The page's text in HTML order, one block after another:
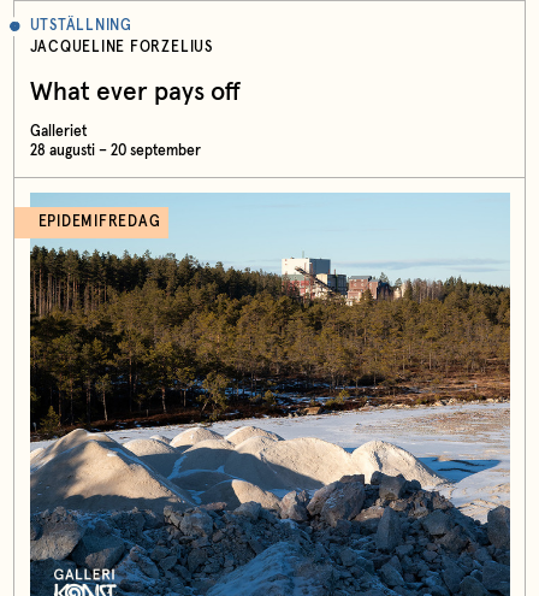
UTSTÄLLNING
JACQUELINE FORZELIUS
What ever pays off
Galleriet
28 augusti – 20 september
EPIDEMIFREDAG